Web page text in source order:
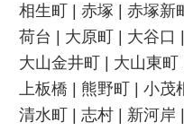
相生町 | 赤塚 | 赤塚新
荷台 | 大原町 | 大谷口
大山金井町 | 大山東町
上板橋 | 熊野町 | 小茂
清水町 | 志村 | 新河岸